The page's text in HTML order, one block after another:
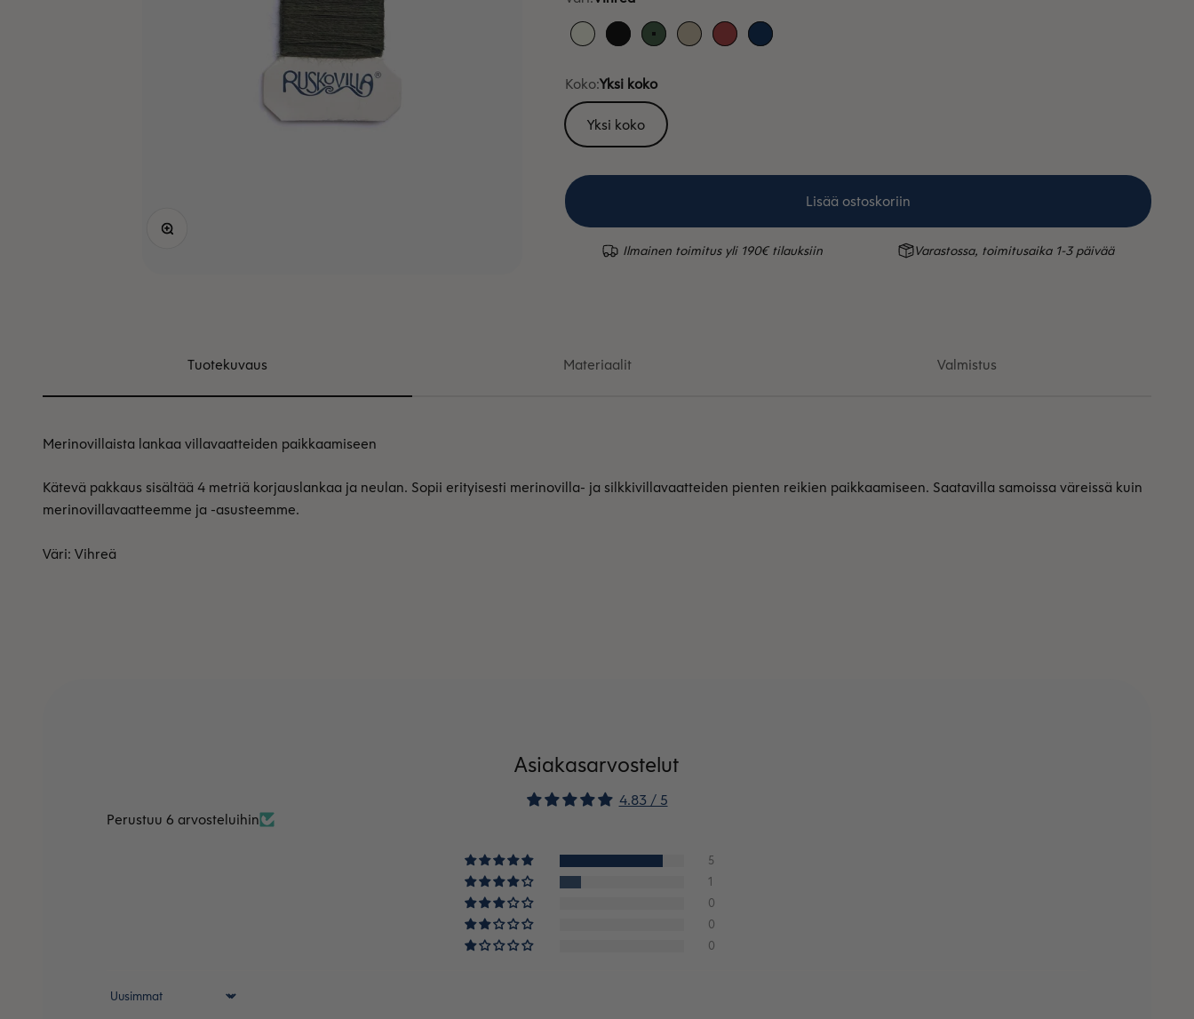
Valkoinen
MustaVihreäHiekkaPunainenSininen
Koko:Yksi koko
Yksi koko
Lisää ostoskoriin
Ilmainen toimitus yli 190€ tilauksiin Varastossa, toimitusaika 1-3 päivää
Tuotekuvaus
Merinovillaista lankaa villavaatteiden paikkaamiseen
Kätevä pakkaus sisältää 4 metriä korjauslankaa ja neulan. Sopii erityisesti merinovilla- ja silkkivillavaatteiden pienten reikien paikkaamiseen. Saatavilla samoissa väreissä kuin
merinovillavaatteemme ja -asusteemme.
Väri: Vihreä
Materiaalit Valmistus
Asiakasarvostelut
4.83 / 5
Perustuu 6 arvosteluihin
5
1
0
0
0
Sort by